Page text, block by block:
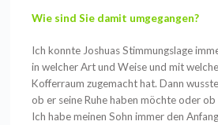
Wie sind Sie damit umgegangen?
Ich konnte Joshuas Stimmungslage
in welcher Art und Weise und mit
Kofferraum zugemacht hat. Dann
ob er seine Ruhe haben möchte oder
Ich habe meinen Sohn immer den